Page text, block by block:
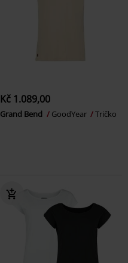
Kč 1.089,00
Grand Bend GoodYear Tričko